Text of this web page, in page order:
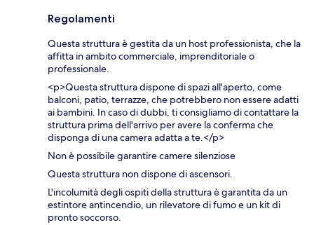
Regolamenti
Questa struttura è gestita da un host professionista, che la
affitta in ambito commerciale, imprenditoriale o
professionale.
<p>Questa struttura dispone di spazi all'aperto, come
balconi, patio, terrazze, che potrebbero non essere adatti
ai bambini. In caso di dubbi, ti consigliamo di contattare la
struttura prima dell'arrivo per avere la conferma che
disponga di una camera adatta a te.</p>
Non è possibile garantire camere silenziose
Questa struttura non dispone di ascensori.
L'incolumità degli ospiti della struttura è garantita da un
estintore antincendio, un rilevatore di fumo e un kit di
pronto soccorso.